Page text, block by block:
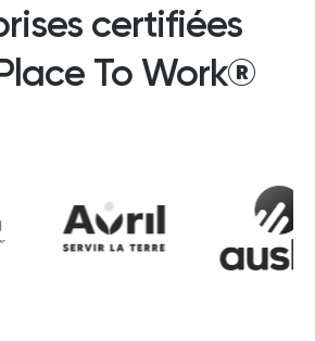
certifiées
To Work®